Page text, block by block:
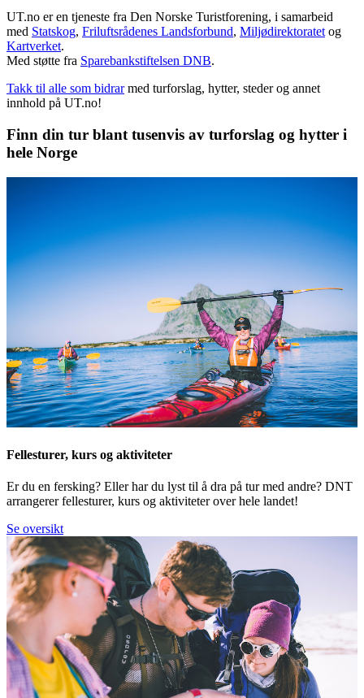
UT.no er en tjeneste fra Den Norske Turistforening, i samarbeid
med Statskog, Friluftsrådenes Landsforbund, Miljødirektoratet og
Kartverket.
Med støtte fra Sparebankstiftelsen DNB.
Takk til alle som bidrar med turforslag, hytter, steder og annet
innhold på UT.no!
Finn din tur blant tusenvis av turforslag og hytter i
hele Norge
Fellesturer, kurs og aktiviteter
Er du en fersking? Eller har du lyst til å dra på tur med andre? DNT
arrangerer fellesturer, kurs og aktiviteter over hele landet!
Se oversikt